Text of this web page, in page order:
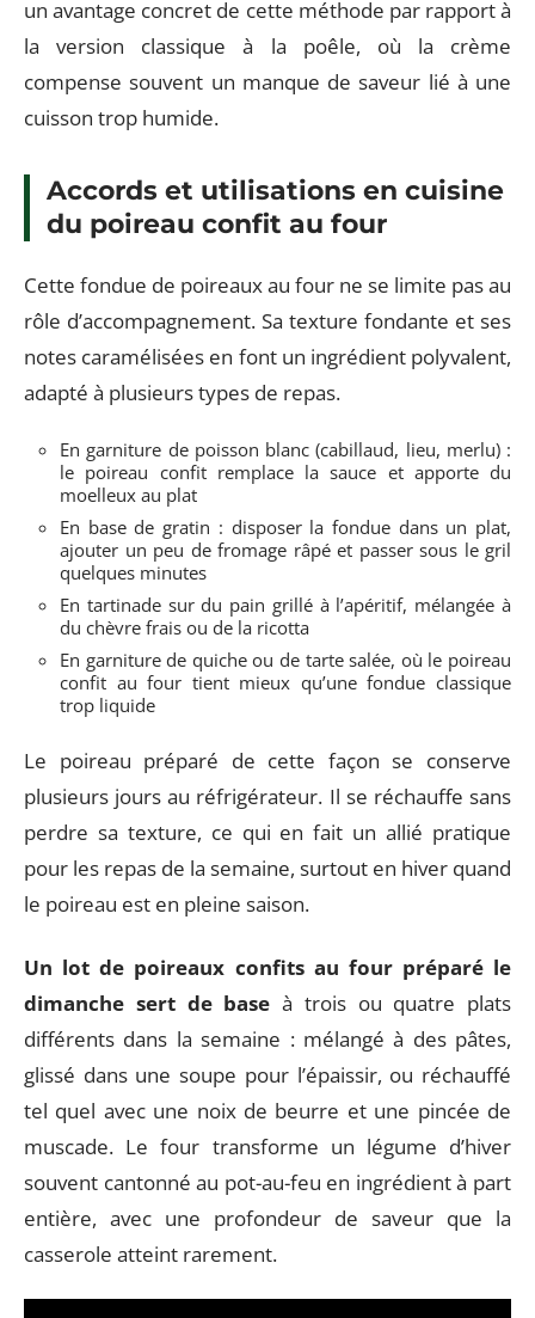
un avantage concret de cette méthode par rapport à
la version classique à la poêle, où la crème
compense souvent un manque de saveur lié à une
cuisson trop humide.
Accords et utilisations en cuisine
du poireau confit au four
Cette fondue de poireaux au four ne se limite pas au
rôle d’accompagnement. Sa texture fondante et ses
notes caramélisées en font un ingrédient polyvalent,
adapté à plusieurs types de repas.
En garniture de poisson blanc (cabillaud, lieu, merlu) :
le poireau confit remplace la sauce et apporte du
moelleux au plat
En base de gratin : disposer la fondue dans un plat,
ajouter un peu de fromage râpé et passer sous le gril
quelques minutes
En tartinade sur du pain grillé à l’apéritif, mélangée à
du chèvre frais ou de la ricotta
En garniture de quiche ou de tarte salée, où le poireau
confit au four tient mieux qu’une fondue classique
trop liquide
Le poireau préparé de cette façon se conserve
plusieurs jours au réfrigérateur. Il se réchauffe sans
perdre sa texture, ce qui en fait un allié pratique
pour les repas de la semaine, surtout en hiver quand
le poireau est en pleine saison.
Un lot de poireaux confits au four préparé le
dimanche sert de base à trois ou quatre plats
différents dans la semaine : mélangé à des pâtes,
glissé dans une soupe pour l’épaissir, ou réchauffé
tel quel avec une noix de beurre et une pincée de
muscade. Le four transforme un légume d’hiver
souvent cantonné au pot-au-feu en ingrédient à part
entière, avec une profondeur de saveur que la
casserole atteint rarement.